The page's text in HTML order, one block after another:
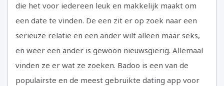
die het voor iedereen leuk en makkelijk maakt om
een date te vinden. De een zit er op zoek naar een
serieuze relatie en een ander wilt alleen maar seks,
en weer een ander is gewoon nieuwsgierig. Allemaal
vinden ze er wat ze zoeken. Badoo is een van de
populairste en de meest gebruikte dating app voor